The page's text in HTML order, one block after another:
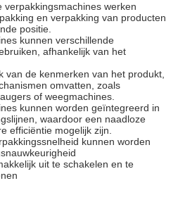
verpakkingsmachines werken
en verpakking van producten
positie.
kunnen verschillende
afhankelijk van het
van de kenmerken van het produkt,
omvatten, zoals
of weegmachines.
kunnen worden geïntegreerd in
waardoor een naadloze
efficiëntie mogelijk zijn.
kunnen worden
uit te schakelen en te